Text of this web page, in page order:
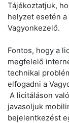
Tájékoztatjuk,
helyzet esetén
Vagyonkezelő.
Fontos, hogy a
megfelelő
technikai
elfogadni a
A licitáláson
javasoljuk
bejelentkezést